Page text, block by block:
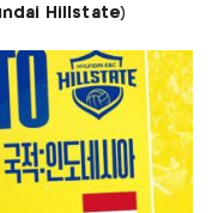
Hillstate)